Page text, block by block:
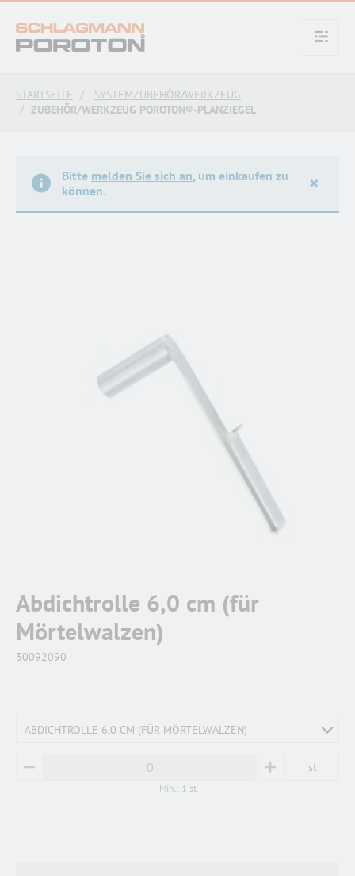
text.skipToContent
text.skipToNavigation
STARTSEITE
SYSTEMZUBEHÖR/WERKZEUG
ZUBEHÖR/WERKZEUG POROTON®-PLANZIEGEL
Bitte melden Sie sich an, um einkaufen zu
können.
×
Abdichtrolle 6,0 cm (für
Mörtelwalzen)
30092090
ABDICHTROLLE 6,0 CM (FÜR MÖRTELWALZEN)
MINUS PLUS st
Min.: 1 st